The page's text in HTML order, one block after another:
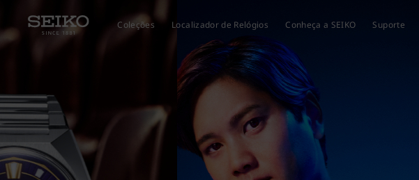
Coleções Localizador de Relógios Conheça a SEIKO Suporte